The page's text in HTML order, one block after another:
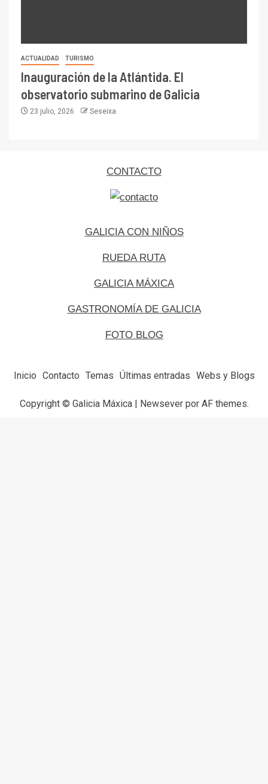
ACTUALIDAD TURISMO
Inauguración de la Atlántida. El
observatorio submarino de Galicia
23 julio, 2026 Seseixa
CONTACTO
GALICIA CON NIÑOS
RUEDA RUTA
GALICIA MÁXICA
GASTRONOMÍA DE GALICIA
FOTO BLOG
Inicio Contacto Temas Últimas entradas Webs y Blogs
Copyright © Galicia Máxica Newseverpor AF themes.